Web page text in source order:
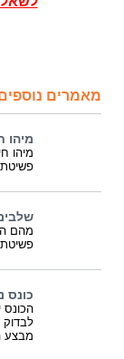
מאמרים
מיהו
מיהו
פשיטת
מהם
כונס
לבדוק
מבצע